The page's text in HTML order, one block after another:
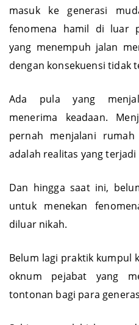
masuk ke generasi
fenomena hamil di luar
yang menempuh jalan
dengan konsekuensi tidak
Ada pula yang
menerima keadaan.
pernah menjalani
adalah realitas yang
Dan hingga saat ini,
untuk menekan
diluar nikah.
Belum lagi praktik kumpul
oknum pejabat yang
tontonan bagi para